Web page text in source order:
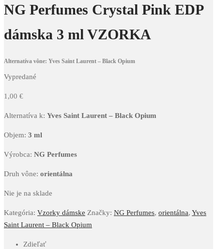
NG Perfumes Crystal Pink EDP
dámska 3 ml VZORKA
Alternatíva vône: Yves Saint Laurent – Black Opium
Vypredané
1,00 €
Alternatíva k: Yves Saint Laurent – Black Opium
Objem: 3 ml
Výrobca: NG Perfumes
Druh vône: orientálna
Nie je na sklade
Kategória: Vzorky dámske Značky: NG Perfumes, orientálna, Yves
Saint Laurent – Black Opium
Zdieľať